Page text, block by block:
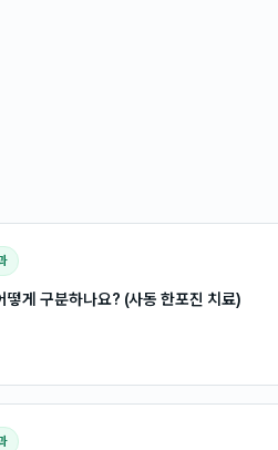
떻게 구분하나요? (사동 한포진 치료)